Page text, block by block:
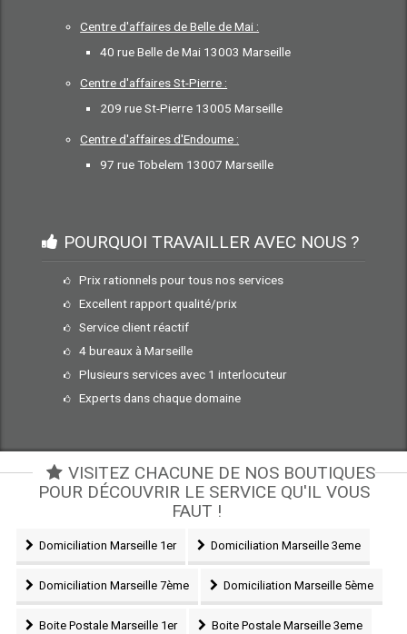
Centre d'affaires de Belle de Mai :
40 rue Belle de Mai 13003 Marseille
Centre d'affaires St-Pierre :
209 rue St-Pierre 13005 Marseille
Centre d'affaires d'Endoume :
97 rue Tobelem 13007 Marseille
POURQUOI TRAVAILLER AVEC NOUS ?
Prix rationnels pour tous nos services
Excellent rapport qualité/prix
Service client réactif
4 bureaux à Marseille
Plusieurs services avec 1 interlocuteur
Experts dans chaque domaine
VISITEZ CHACUNE DE NOS BOUTIQUES
POUR DÉCOUVRIR LE SERVICE QU'IL VOUS
FAUT !
Domiciliation Marseille 1er Domiciliation Marseille 3eme
Domiciliation Marseille 7ème Domiciliation Marseille 5ème
Boite Postale Marseille 1er Boite Postale Marseille 3eme